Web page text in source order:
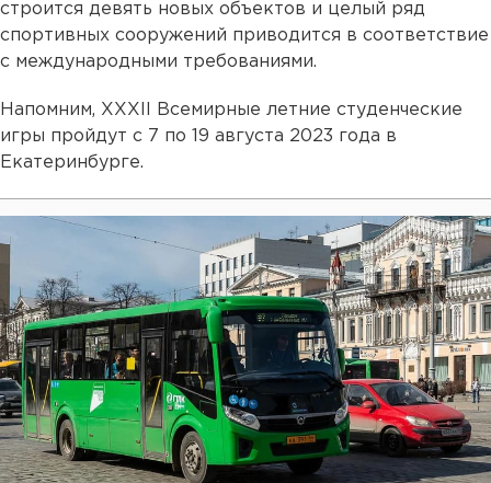
строится девять новых объектов и целый ряд
спортивных сооружений приводится в соответствие
с международными требованиями.
Напомним, XXXII Всемирные летние студенческие
игры пройдут с 7 по 19 августа 2023 года в
Екатеринбурге.